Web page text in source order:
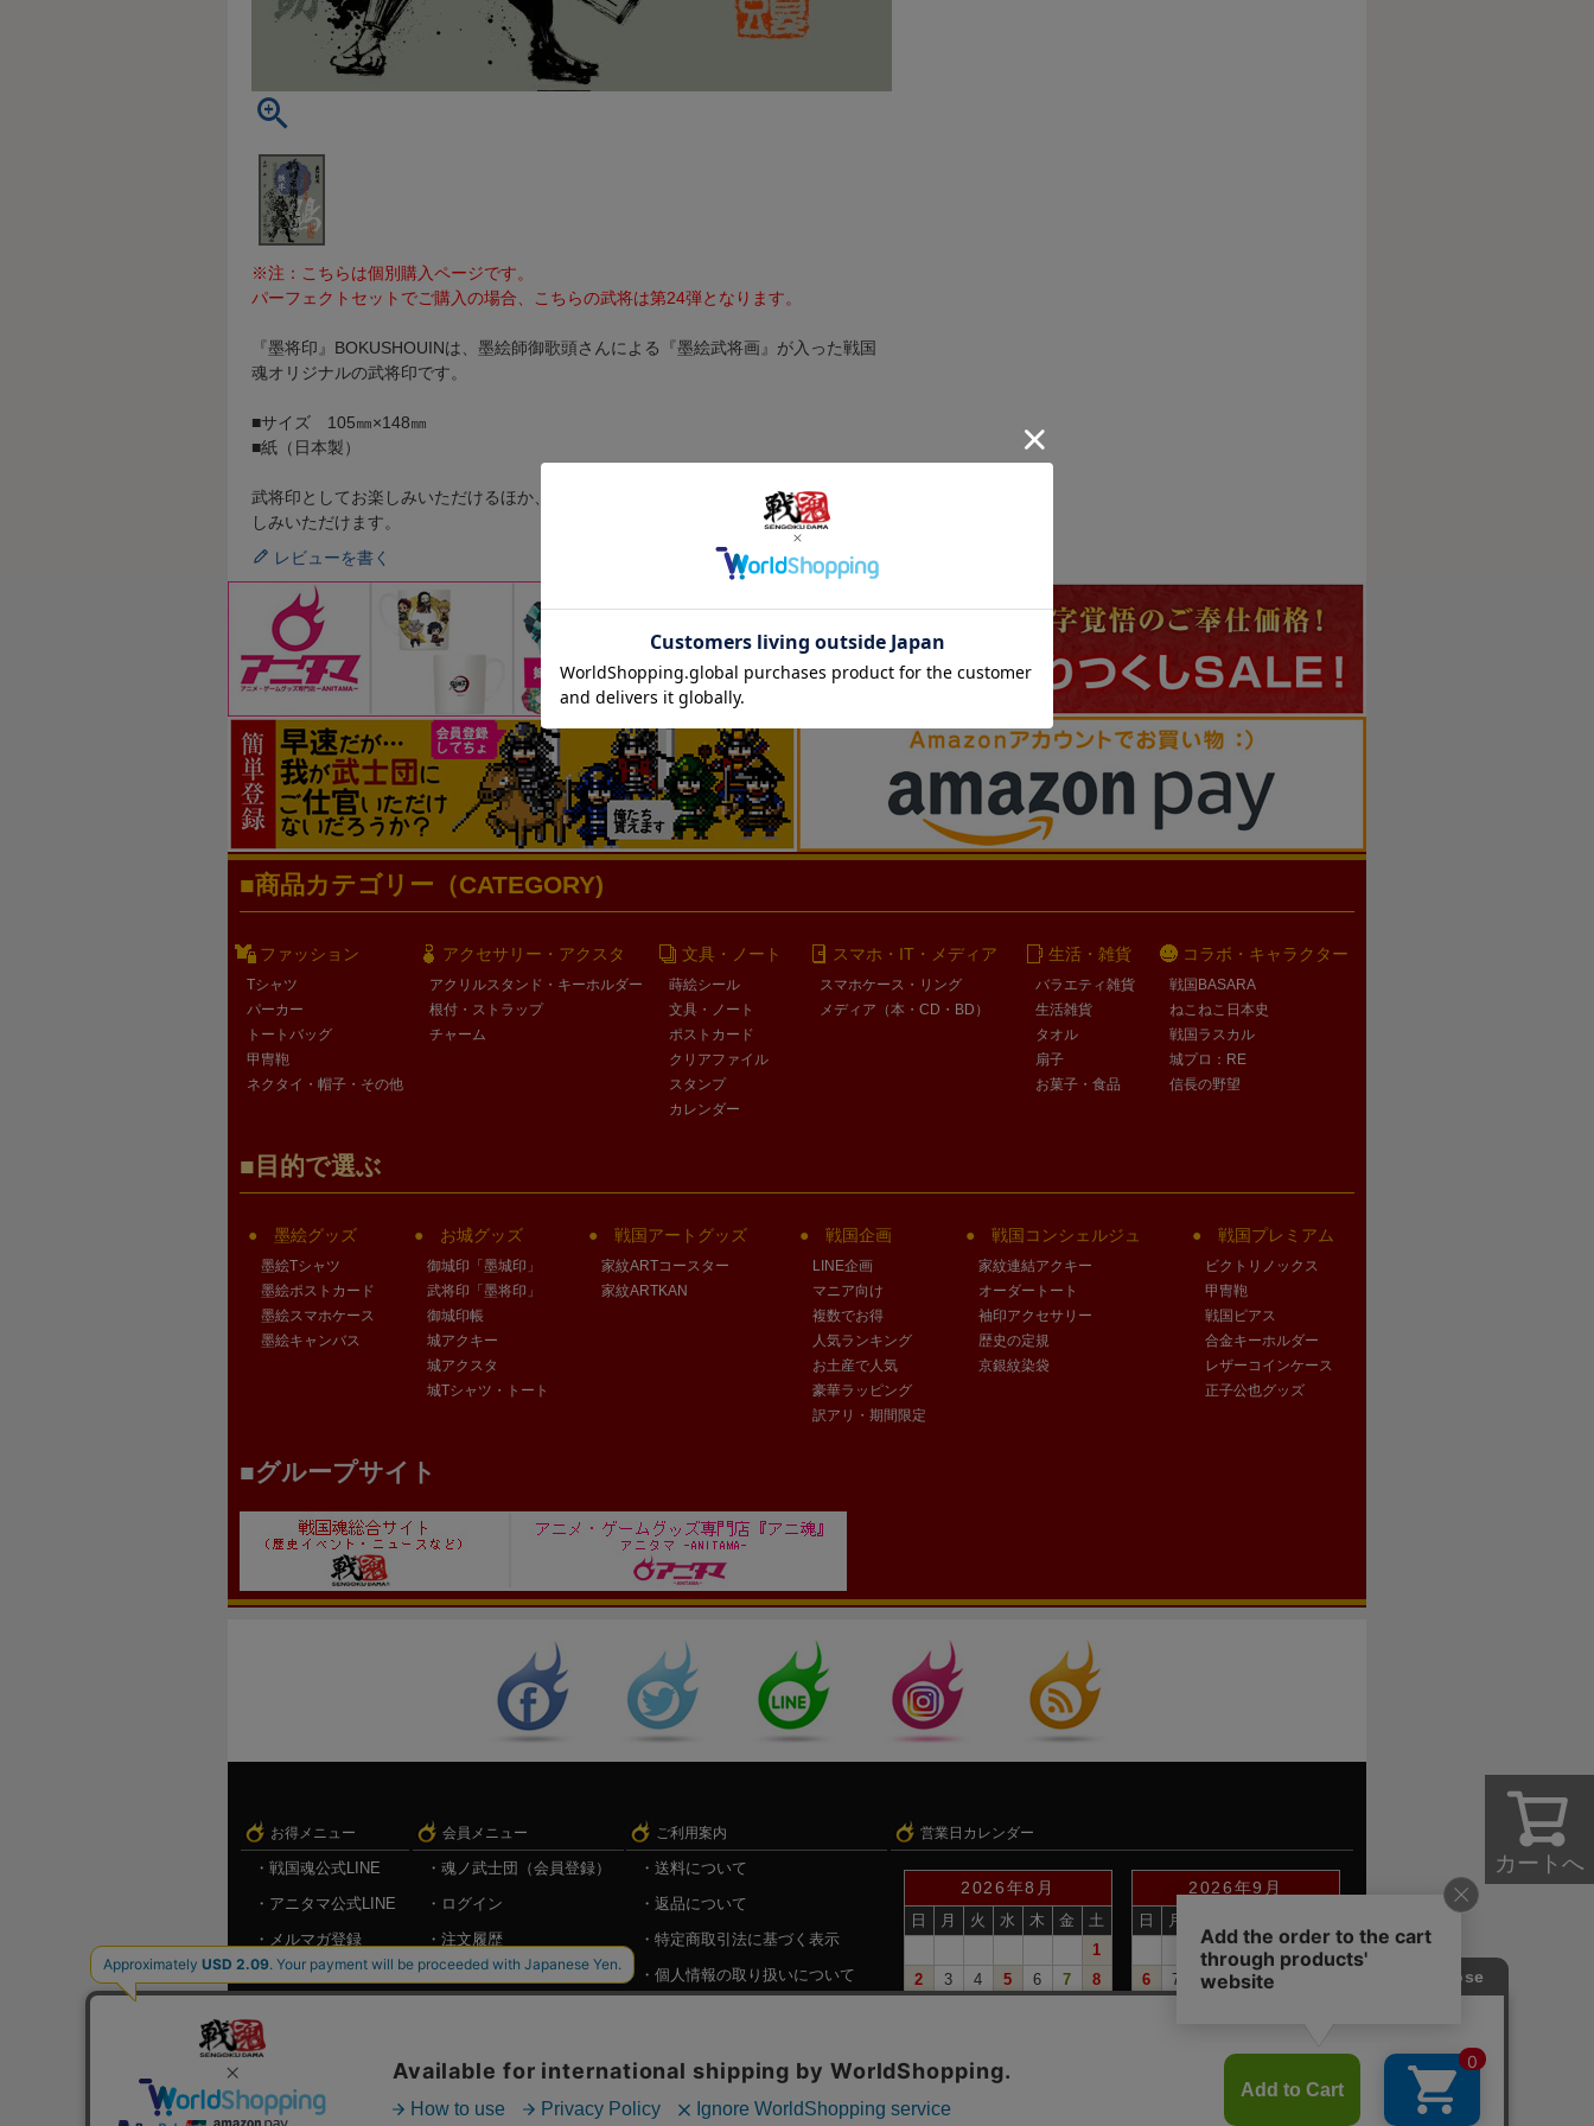
カートへ
※注：こちらは個別購入ページです。
パーフェクトセットでご購入の場合、こちらの武将は第24弾となります。
『墨将印』BOKUSHOUINは、墨絵師御歌頭さんによる『墨絵武将画』が入った戦国
魂オリジナルの武将印です。
■サイズ 105㎜×148㎜
■紙（日本製）
武将印としてお楽しみいただけるほか、ポストカードサイズのフレームに入れてお楽
しみいただけます。
レビューを書く
商品カテゴリー（CATEGORY)
ファッション
Tシャツ
パーカー
トートバッグ
甲冑鞄
ネクタイ・帽子・その他
アクセサリー・アクスタ
アクリルスタンド・キーホルダー
根付・ストラップ
チャーム
文具・ノート
蒔絵シール
文具・ノート
ポストカード
クリアファイル
スタンプ
カレンダー
スマホ・IT・メディア
スマホケース・リング
メディア（本・CD・BD）
生活・雑貨
バラエティ雑貨
生活雑貨
タオル
扇子
お菓子・食品
コラボ・キャラクター
戦国BASARA
ねこねこ日本史
戦国ラスカル
城プロ：RE
信長の野望
目的で選ぶ
墨絵グッズ
墨絵Tシャツ
墨絵ポストカード
墨絵スマホケース
墨絵キャンバス
お城グッズ
御城印「墨城印」
武将印「墨将印」
御城印帳
城アクキー
城アクスタ
城Tシャツ・トート
戦国アートグッズ
家紋ARTコースター
家紋ARTKAN
戦国企画
LINE企画
マニア向け
複数でお得
人気ランキング
お土産で人気
豪華ラッピング
訳アリ・期間限定
戦国コンシェルジュ
家紋連結アクキー
オーダートート
袖印アクセサリー
歴史の定規
京銀紋染袋
戦国プレミアム
ビクトリノックス
甲冑鞄
戦国ピアス
合金キーホルダー
レザーコインケース
正子公也グッズ
グループサイト
お得メニュー
戦国魂公式LINE
アニタマ公式LINE
メルマガ登録
キャンペーン情報
会員メニュー
魂ノ武士団（会員登録）
ログイン
注文履歴
お気に入り
ご利用案内
送料について
返品について
特定商取引法に基づく表示
個人情報の取り扱いについて
営業日カレンダー
2026年8月
日 月 火 水 木 金
土
1
2
3 4 5 6 7
8
23
24 25 26
2026年9月
日 月
1
2 3 4
5
6
7 8 9 10